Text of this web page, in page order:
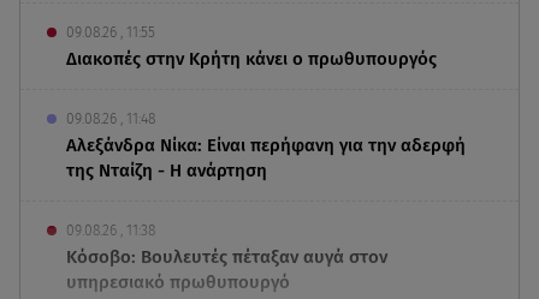
09.08.26 , 11:55
Διακοπές στην Κρήτη κάνει ο πρωθυπουργός
09.08.26 , 11:48
Αλεξάνδρα Νίκα: Είναι περήφανη για την αδερφή
της Νταίζη - Η ανάρτηση
09.08.26 , 11:38
Κόσοβο: Βουλευτές πέταξαν αυγά στον
υπηρεσιακό πρωθυπουργό